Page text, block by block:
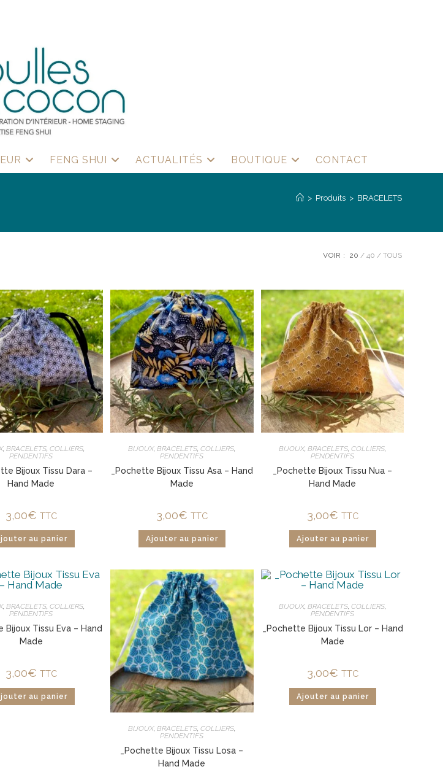
FENG SHUI ACTUALITÉS BOUTIQUE CONTACT
> Produits > BRACELETS
VOIR : 20 40 TOUS
,BRACELETS,COLLIERS,
PENDENTIFS
Bijoux Tissu Dara –
Hand Made
3,00€ TTC
au panier
BIJOUX,BRACELETS,COLLIERS,
PENDENTIFS
_Pochette Bijoux Tissu Asa – Hand
Made
3,00€ TTC
Ajouter au panier
BIJOUX,BRACELETS,COLLIERS,
PENDENTIFS
_Pochette Bijoux Tissu Nua –
Hand Made
3,00€ TTC
Ajouter au panier
,BRACELETS ,COLLIERS
PENDENTIFS
Bijoux Tissu Eva – Hand
Made
3,00€ TTC
au panier
BIJOUX,BRACELETS,COLLIERS,
PENDENTIFS
_Pochette Bijoux Tissu Losa –
Hand Made
BIJOUX,BRACELETS ,COLLIERS
PENDENTIFS
_Pochette Bijoux Tissu Lor – Hand
Made
3,00€ TTC
Ajouter au panier